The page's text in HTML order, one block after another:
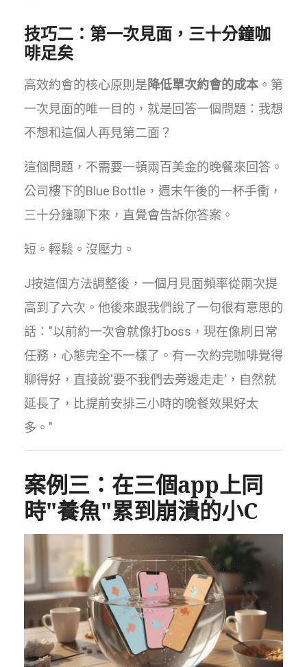
技巧二：第一次見面，三十分鐘咖
啡足矣
高效約會的核心原則是降低單次約會的成本 。第
一次見面的唯一目的，就是回答一個問題：我想
不想和這個人再見第二面？
這個問題，不需要一頓兩百美金的晚餐來回答。
公司樓下的Blue Bottle，週末午後的一杯手衝，
三十分鐘聊下來，直覺會告訴你答案。
短。輕鬆。沒壓力。
J按這個方法調整後，一個月見面頻率從兩次提
高到了六次。他後來跟我們說了一句很有意思的
話："以前約一次會就像打boss，現在像刷日常
任務，心態完全不一樣了。有一次約完咖啡覺得
聊得好，直接說'要不我們去旁邊走走'，自然就
延長了，比提前安排三小時的晚餐效果好太
多。"
案例三：在三個app上同
時"養魚"累到崩潰的小C